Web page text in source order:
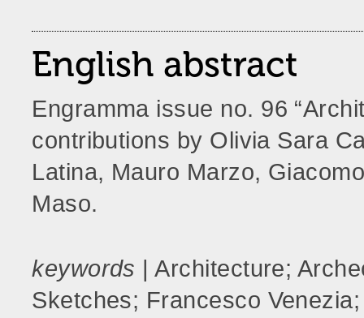
English abstract
Engramma issue no. 96
contributions by Olivia Sara
Latina, Mauro Marzo,
Maso.
keywords | Architecture;
Sketches; Francesco